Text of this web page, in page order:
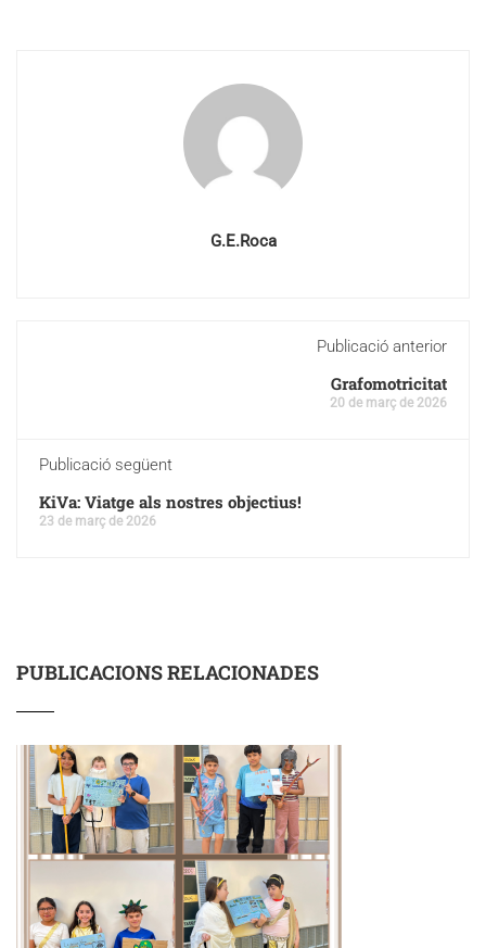
G.E.Roca
Publicació anterior
Grafomotricitat
20 de març de 2026
Publicació següent
KiVa: Viatge als nostres objectius!
23 de març de 2026
PUBLICACIONS RELACIONADES